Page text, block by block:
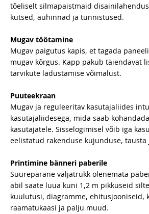
tõeliselt silmapaistmaid
kutsed, auhinnad ja tunnistused.
Mugav töötamine
Mugav paigutus kapis, et tagada
mugav kõrgus. Kapp pakub täiendavat
tarvikute ladustamise võimalust.
Puuteekraan
Mugav ja reguleeritav kasutajaliides
kasutajaliidesega, mida saab
kasutajatele. Sisselogimisel võib iga
eelistatud rakenduse kujunduse, tausta
Printimine bänneri paberile
Suurepärane väljatrükk olenemata
abil saate luua kuni 1,2 m pikkuseid
kuulutusi, diagramme, ehitusjooniseid,
raamatukaasi ja palju muud.